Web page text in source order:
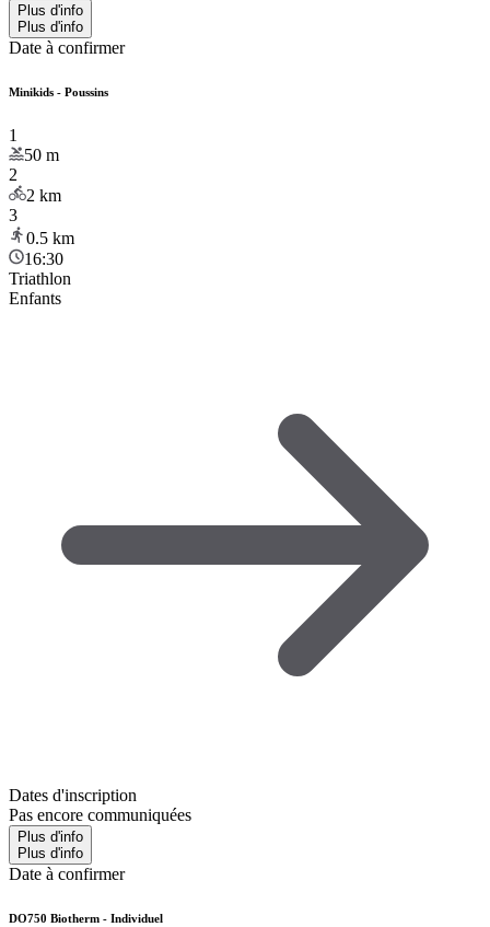
Plus d'info
Plus d'info
Date à confirmer
Minikids - Poussins
1
50 m
2
2 km
3
0.5 km
16:30
Triathlon
Enfants
Dates d'inscription
Pas encore communiquées
Plus d'info
Plus d'info
Date à confirmer
DO750 Biotherm - Individuel